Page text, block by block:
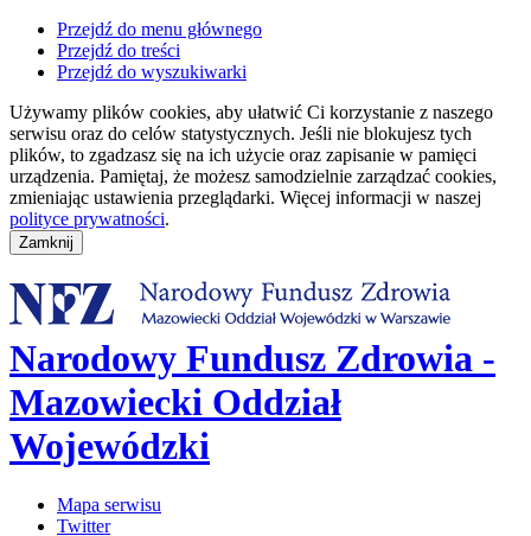
Przejdź do menu głównego
Przejdź do treści
Przejdź do wyszukiwarki
Używamy plików cookies, aby ułatwić Ci korzystanie z naszego
serwisu oraz do celów statystycznych. Jeśli nie blokujesz tych
plików, to zgadzasz się na ich użycie oraz zapisanie w pamięci
urządzenia. Pamiętaj, że możesz samodzielnie zarządzać cookies,
zmieniając ustawienia przeglądarki. Więcej informacji w naszej
polityce prywatności.
Narodowy Fundusz Zdrowia -
Mazowiecki Oddział
Wojewódzki
Mapa serwisu
Twitter